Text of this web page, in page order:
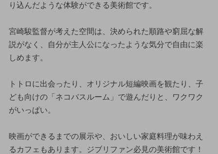
り込んだような体験ができる美術館です。
宮崎駿監督が考えた空間は、決められた順路や窮屈な解
説がなく、自分が主人公になったような気分で自由に楽
しめます。
トトロに出会ったり、オリジナル短編映画を観たり、子
ども向けの「ネコバスルーム」で遊んだりと、ワクワク
がいっぱい。
映画ができるまでの展示や、おいしい家庭料理が味わえ
るカフェもあります。ジブリファン必見の美術館です！